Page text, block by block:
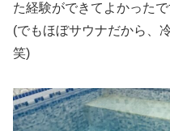
た経験ができてよかったで
(でもほぼサウナだから、
笑)